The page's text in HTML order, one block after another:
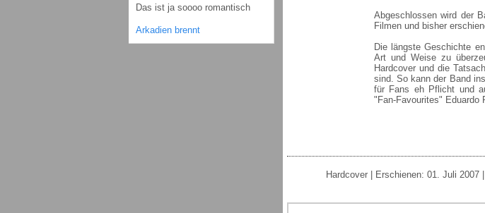
Das ist ja soooo romantisch
Arkadien brennt
Abgeschlossen wird der
Filmen und bisher
Die längste Geschichte
Art und Weise zu
Hardcover und die
sind. So kann der Band
für Fans eh Pflicht und
"Fan-Favourites" Eduardo
Hardcover | Erschienen: 01. Juli